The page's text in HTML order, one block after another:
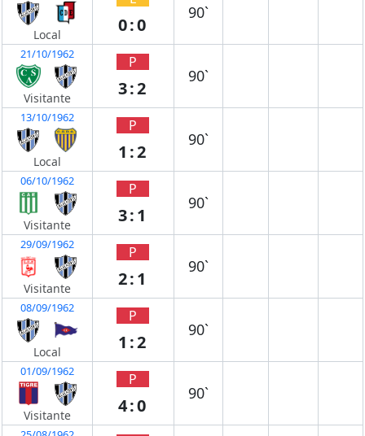
Local 0:0
90`
21/10/1962
Visitante
P
3:2
90`
13/10/1962
Local
P
1:2
90`
06/10/1962
Visitante
P
3:1
90`
29/09/1962
Visitante
P
2:1
90`
08/09/1962
Local
P
1:2
90`
01/09/1962
Visitante
P
4:0
90`